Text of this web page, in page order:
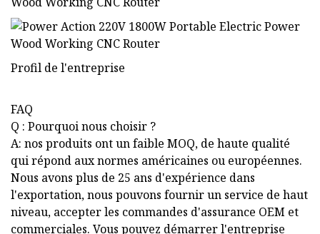
Profil de l'entreprise
FAQ
Q : Pourquoi nous choisir ?
A: nos produits ont un faible MOQ, de haute qualité
qui répond aux normes américaines ou européennes.
Nous avons plus de 25 ans d'expérience dans
l'exportation, nous pouvons fournir un service de haut
niveau, accepter les commandes d'assurance OEM et
commerciales. Vous pouvez démarrer l'entreprise